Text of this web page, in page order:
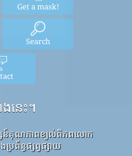
Get a mask!
Search
នេះ។
សន៍គុណភាពខ្យល់ពិភពលោក
រព័ន្ធផ្សព្វផ្សាយ